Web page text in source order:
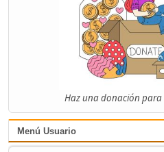
Haz una donación
Menú Usuario